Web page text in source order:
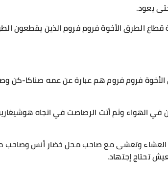
يعود.
الطرق الأخوة فروم فروم الذين يقطعون
الأخوة فروم فروم هم عبارة عن عمه صناكا-كن
الهواء وثم أتت الرصاصت في اتجاه
العشاء وتعشى مع صاحب محل خضار أنس
تحتاج إجتهاد.